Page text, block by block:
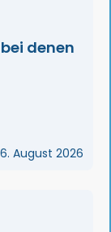
denen
6. August 2026